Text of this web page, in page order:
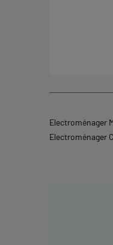
Electroménager
Electroménager